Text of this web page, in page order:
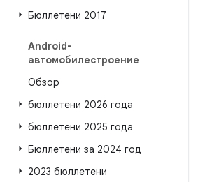
Бюллетени 2017
Android-
автомобилестроение
Обзор
бюллетени 2026 года
бюллетени 2025 года
Бюллетени за 2024 год
2023 бюллетени